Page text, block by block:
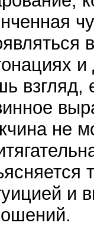
взгляд,
не
и